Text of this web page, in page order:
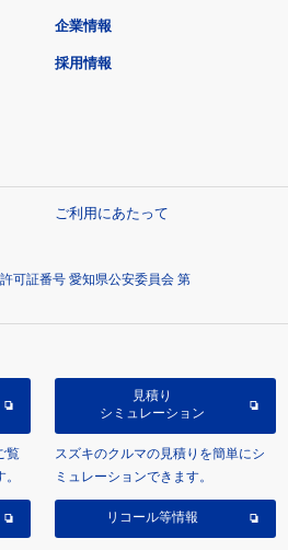
企業情報
採用情報
ご利用にあたって
可証番号 愛知県公安委員会 第
覧
見積り
シミュレーション
スズキのクルマの見積りを簡単にシ
ミュレーションできます。
リコール等情報